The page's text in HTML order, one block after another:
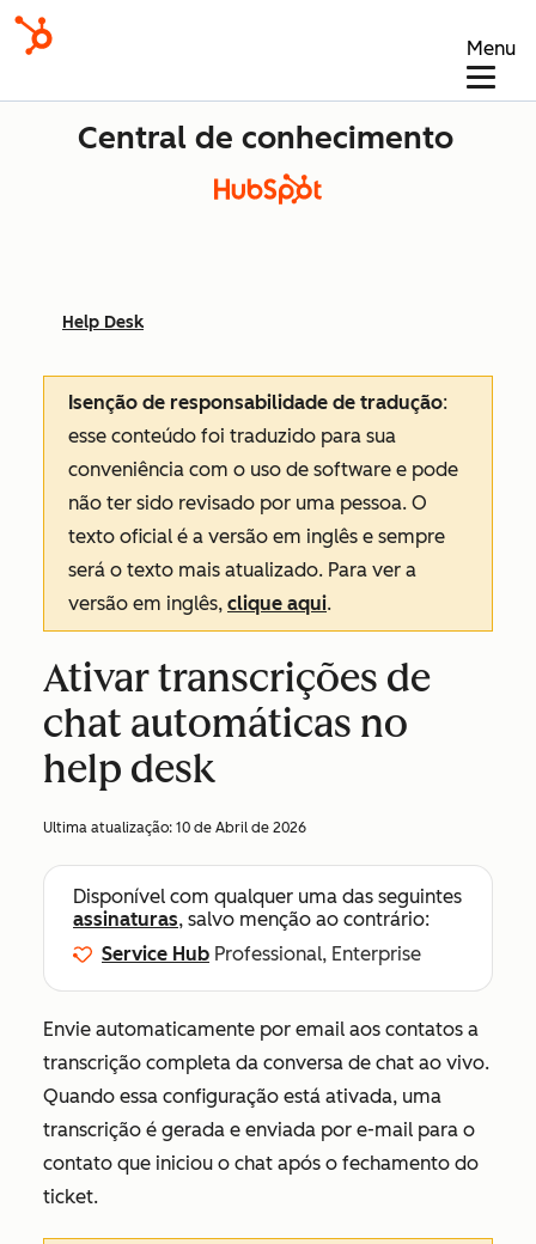
Menu
Central de conhecimento
Help Desk
Isenção de responsabilidade de tradução:
esse conteúdo foi traduzido para sua
conveniência com o uso de software e pode
não ter sido revisado por uma pessoa. O
texto oficial é a versão em inglês e sempre
será o texto mais atualizado. Para ver a
versão em inglês, clique aqui.
Ativar transcrições de
chat automáticas no
help desk
Ultima atualização: 10 de Abril de 2026
Disponível com qualquer uma das seguintes
assinaturas, salvo menção ao contrário:
Service Hub Professional, Enterprise
Envie automaticamente por email aos contatos a
transcrição completa da conversa de chat ao vivo.
Quando essa configuração está ativada, uma
transcrição é gerada e enviada por e-mail para o
contato que iniciou o chat após o fechamento do
ticket.